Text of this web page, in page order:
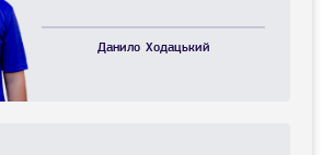
Данило Ходацький